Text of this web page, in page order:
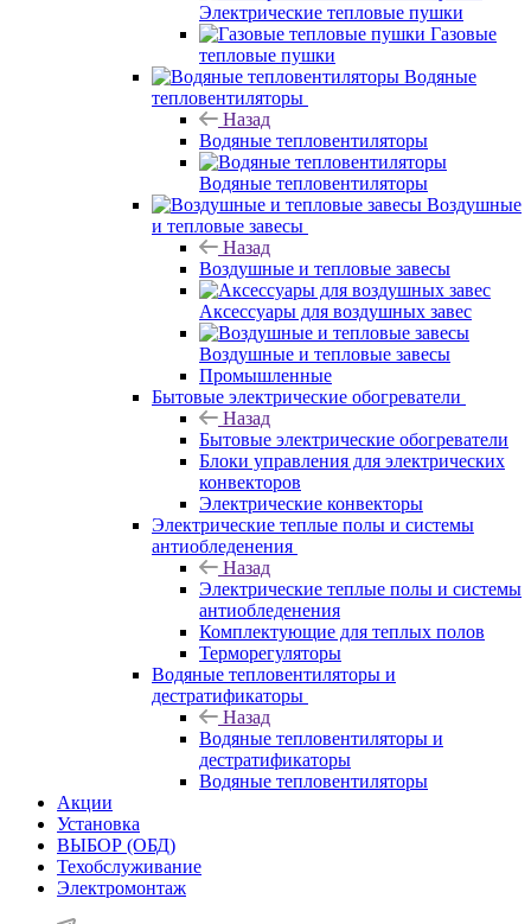
Электрические тепловые пушки
Газовые
тепловые пушки
Водяные
тепловентиляторы
Назад
Водяные тепловентиляторы
Водяные тепловентиляторы
Воздушные
и тепловые завесы
Назад
Воздушные и тепловые завесы
Аксессуары для воздушных завес
Воздушные и тепловые завесы
Промышленные
Бытовые электрические обогреватели
Назад
Бытовые электрические обогреватели
Блоки управления для электрических
конвекторов
Электрические конвекторы
Электрические теплые полы и системы
антиобледенения
Назад
Электрические теплые полы и системы
антиобледенения
Комплектующие для теплых полов
Терморегуляторы
Водяные тепловентиляторы и
дестратификаторы
Назад
Водяные тепловентиляторы и
дестратификаторы
Водяные тепловентиляторы
Акции
Установка
ВЫБОР (ОБД)
Техобслуживание
Электромонтаж